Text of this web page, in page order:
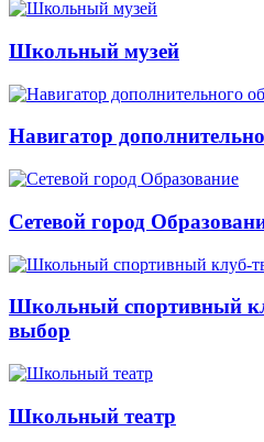
Школьный музей
Навигатор
Сетевой город
Школьный спортивный
выбор
Школьный театр